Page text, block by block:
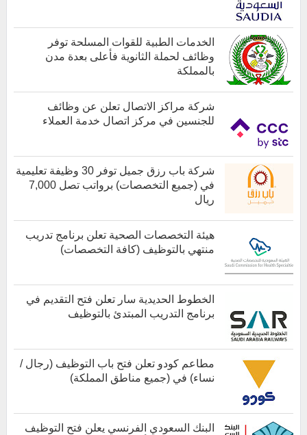
أخبار هامة
كل الوظائف
الخدمات الطبية للقوات المسلحة توفر
وظائف لحملة الثانوية فأعلى بعدة مدن
بالمملكة
كل الوظائف
شركة مراكز الاتصال تعلن عن وظائف
للجنسين في مركز اتصال خدمة العملاء
شركة باب رزق جميل توفر 30 وظيفة تعليمية
في (جميع التخصصات) برواتب تصل 7,000
ريال
هيئة التخصصات الصحية تعلن برنامج تدريب
منتهي بالتوظيف (كافة التخصصات)
كل الوظائف
الخطوط الحديدية سار تعلن فتح التقديم في
برنامج التدريب المبتدئ بالتوظيف
كل الوظائف
مطاعم كودو تعلن فتح باب التوظيف (رجال /
نساء) في (جميع مناطق المملكة)
البنك السعودي الفرنسي يعلن فتح التوظيف